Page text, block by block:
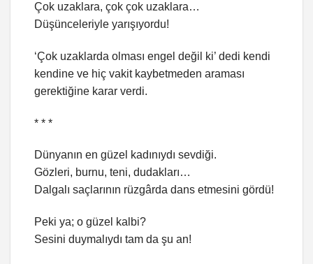
Çok uzaklara, çok çok uzaklara…
Düşünceleriyle yarışıyordu!
‘Çok uzaklarda olması engel değil ki’ dedi kendi
kendine ve hiç vakit kaybetmeden araması
gerektiğine karar verdi.
* * *
Dünyanın en güzel kadınıydı sevdiği.
Gözleri, burnu, teni, dudakları…
Dalgalı saçlarının rüzgârda dans etmesini gördü!
Peki ya; o güzel kalbi?
Sesini duymalıydı tam da şu an!